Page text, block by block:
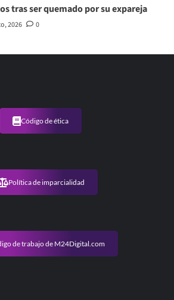
tras ser quemado por su expareja
2026 0
Código de ética
Política de imparcialidad
de trabajo de M24Digital.com